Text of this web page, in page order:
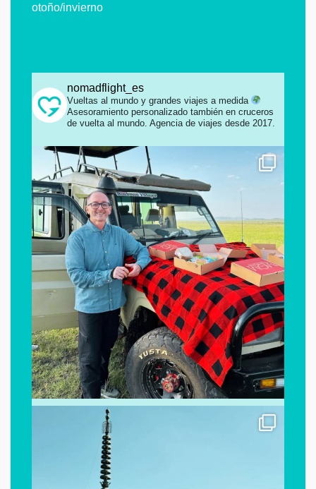
otoño/invierno
nomadflight_es
Vueltas al mundo y grandes viajes a medida
Asesoramiento personalizado también en cruceros
de vuelta al mundo. Agencia de viajes desde 2017.